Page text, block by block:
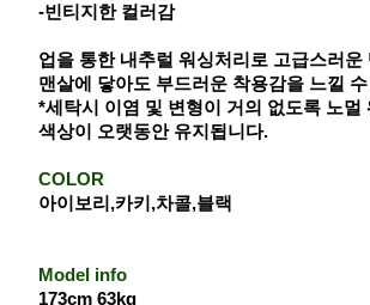
-빈티지한 컬러감
업을 통한 내추럴 워싱처리로 고급스러운
맨살에 닿아도 부드러운 착용감을 느낄
*세탁시 이염 및 변형이 거의 없도록 노멀
색상이 오랫동안 유지됩니다.
COLOR
아이보리,카키,차콜,블랙
Model info
173cm 63kg